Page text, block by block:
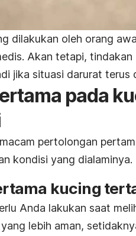
dilakukan oleh orang
Akan tetapi, tindakan
jika situasi darurat terus
pada
pertolongan
kondisi yang dialaminya.
kucing
Anda lakukan saat
lebih aman,